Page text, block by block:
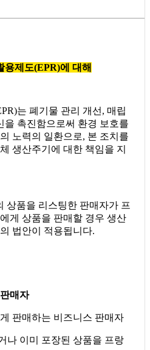
용제도(EPR)에 대해
는 폐기물 관리 개선, 매립
을 촉진함으로써 환경 보호를
노력의 일환으로, 본 조치를
생산주기에 대한 책임을 지
상품을 리스팅한 판매자가 프
게 상품을 판매할 경우 생산
법안이 적용됩니다.
매자
판매하는 비즈니스 판매자
나 이미 포장된 상품을 프랑